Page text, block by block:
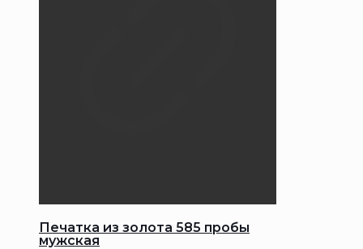
Печатка из золота 585 пробы
мужская